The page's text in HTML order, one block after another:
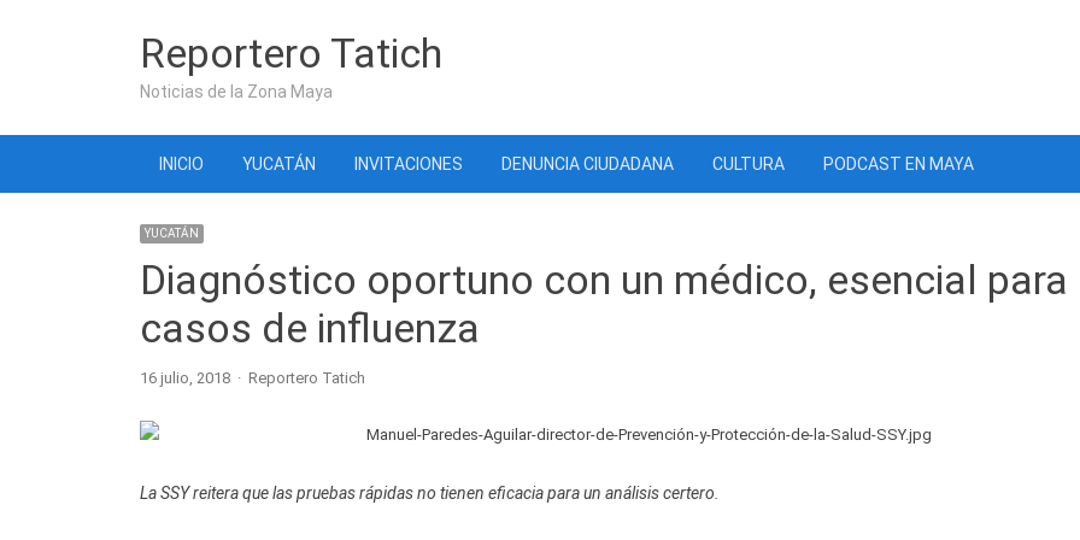
Reportero Tatich
Noticias de la Zona Maya
INICIO YUCATÁN INVITACIONES DENUNCIA CIUDADANA CULTURA PODCAST EN MAYA
YUCATÁN
Diagnóstico oportuno con un médico, esencial para
casos de influenza
16 julio, 2018 Author
Reportero Tatich
La SSY reitera que las pruebas rápidas no tienen eficacia para un análisis certero.